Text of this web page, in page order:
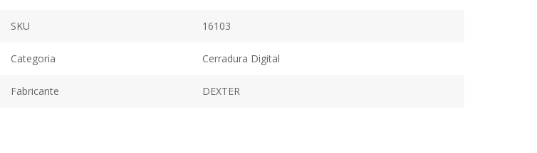
SKU 16103
Categoria Cerradura Digital
Fabricante DEXTER